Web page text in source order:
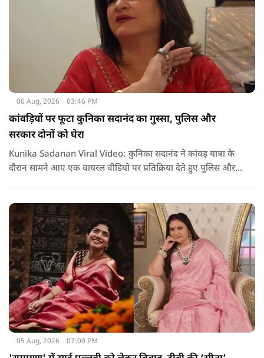
06 Aug, 2026 03:46 PM
कांवड़ियों पर फूटा कुनिका सदानंद का गुस्सा, पुलिस और
सरकार दोनों को घेरा
Kunika Sadanan Viral Video: कुनिका सदानंद ने कांवड़ यात्रा के
दौरान सामने आए एक वायरल वीडियो पर प्रतिक्रिया देते हुए पुलिस और
मारपीट करता है, तो उसके खिलाफ सख्त कार्रवाई होनी चाहिए.
05 Aug, 2026 07:00 PM